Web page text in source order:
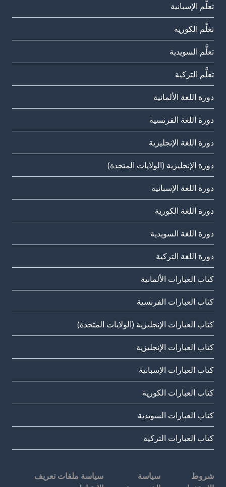
تعلَّم الإسبانية
تعلَّم الكورية
تعلَّم السويدية
تعلَّم التركية
دورة اللغة الألمانية
دورة اللغة الفرنسية
دورة اللغة الإنجليزية
دورة الإنجليزية (الولايات المتحدة)
دورة اللغة الإسبانية
دورة اللغة الكورية
دورة اللغة السويدية
دورة اللغة التركية
كتاب العبارات الألمانية
كتاب العبارات الفرنسية
كتاب العبارات الإنجليزية (الولايات المتحدة)
كتاب العبارات الإنجليزية
كتاب العبارات الإسبانية
كتاب العبارات الكورية
كتاب العبارات السويدية
كتاب العبارات التركية
شروط
سياسة
سياسة ملفات تعريف